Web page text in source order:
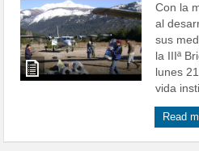
Con la
al
sus
la IIIª
lunes
vida
Read